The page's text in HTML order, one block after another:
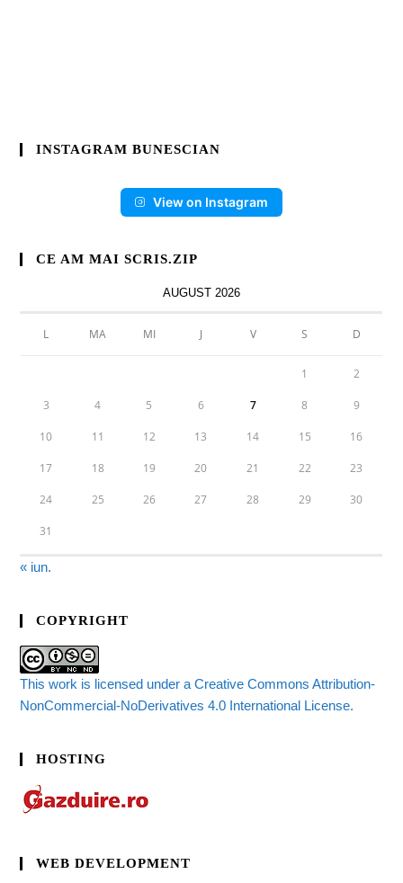
INSTAGRAM BUNESCIAN
View on Instagram
CE AM MAI SCRIS.ZIP
AUGUST 2026
L MA MI J V S D
1 2
3 4 5 6 7 8 9
10 11 12 13 14 15 16
17 18 19 20 21 22 23
24 25 26 27 28 29 30
31
« iun.
COPYRIGHT
This work is licensed under a Creative Commons Attribution-
NonCommercial-NoDerivatives 4.0 International License.
HOSTING
WEB DEVELOPMENT